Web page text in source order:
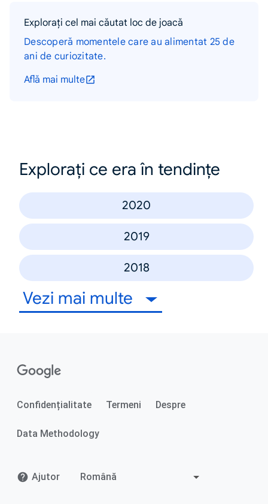
Explorați cel mai căutat loc de joacă
Descoperă momentele care au alimentat 25 de
ani de curiozitate.
Află mai multe
Explorați ce era în tendințe
2020
2019
2018
Vezi mai multe
Confidențialitate Termeni Despre
Data Methodology
Ajutor